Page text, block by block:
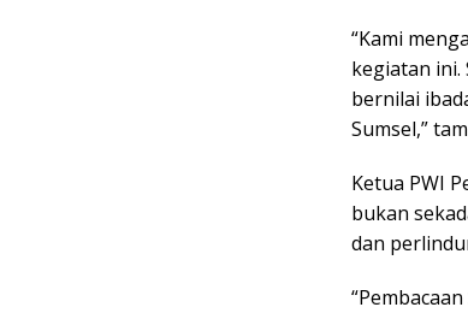
“Kami
kegiatan
bernilai
Sumsel,”
Ketua PWI
bukan
dan